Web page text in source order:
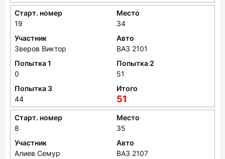
Старт. номер
19
Место
34
Участник
Зверов Виктор
Авто
ВАЗ 2101
Попытка 1
0
Попытка 2
51
Попытка 3
44
Итого
51
Старт. номер
8
Место
35
Участник
Алиев Семур
Авто
ВАЗ 2107